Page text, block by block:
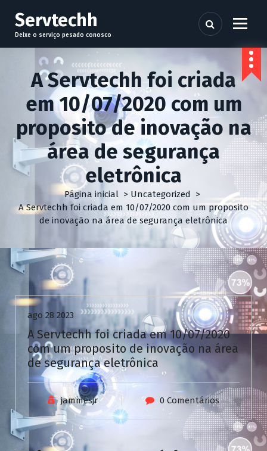
a
Servtechh
Deixe o serviço pesado conosco
A Servtechh foi criada
em 10/07/2020 com um
proposito de inovação na
área de segurança
eletrônica
Página inicial > Uncategorized >
A Servtechh foi criada em 10/07/2020 com um proposito
de inovação na área de segurança eletrônica
Uncategorized
ago 28 2023
A Servtechh foi criada em 10/07/2020
com um proposito de inovação na área
de segurança eletrônica
jammesjr 0 Comentários